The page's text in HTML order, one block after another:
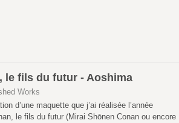
le fils du futur - Aoshima
Works
d’une maquette que j’ai réalisée l’année
le fils du futur (Mirai Shōnen Conan ou encore